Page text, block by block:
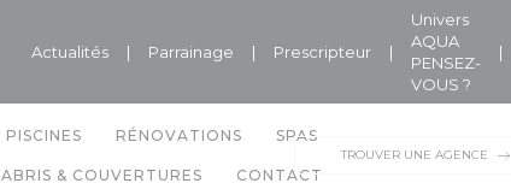
Actualités | Parrainage | Prescripteur |
Univers
AQUA
PENSEZ-
VOUS ?
|
PISCINES RÉNOVATIONS SPAS
ABRIS & COUVERTURES CONTACT
TROUVER UNE AGENCE